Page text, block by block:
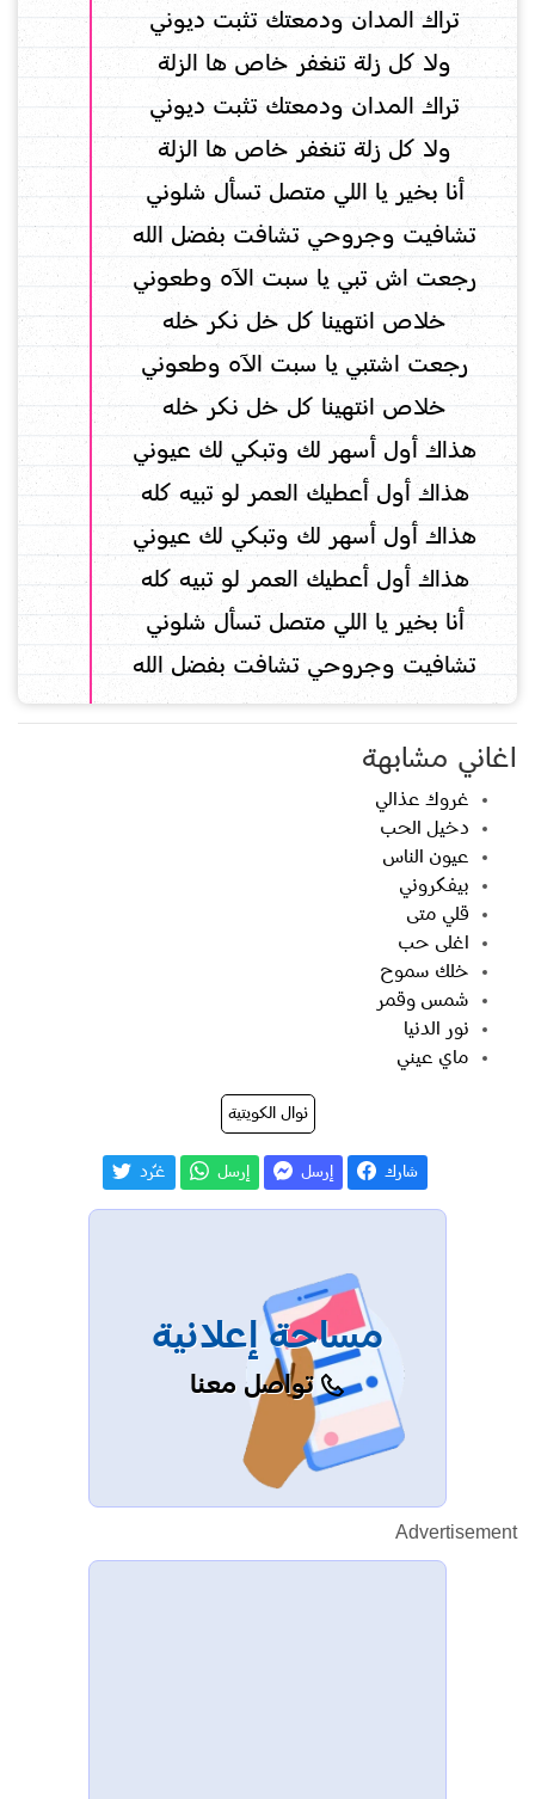
تراك المدان ودمعتك تثبت ديوني
ولا كل زلة تنغفر خاص ها الزلة
تراك المدان ودمعتك تثبت ديوني
ولا كل زلة تنغفر خاص ها الزلة
أنا بخير يا اللي متصل تسأل شلوني
تشافيت وجروحي تشافت بفضل الله
رجعت اش تبي يا سبت الآه وطعوني
خلاص انتهينا كل خل نكر خله
رجعت اشتبي يا سبت الآه وطعوني
خلاص انتهينا كل خل نكر خله
هذاك أول أسهر لك وتبكي لك عيوني
هذاك أول أعطيك العمر لو تبيه كله
هذاك أول أسهر لك وتبكي لك عيوني
هذاك أول أعطيك العمر لو تبيه كله
أنا بخير يا اللي متصل تسأل شلوني
تشافيت وجروحي تشافت بفضل الله
اغاني مشابهة
غروك عذالي
دخيل الحب
عيون الناس
بيفكروني
قلي متى
اغلى حب
خلك سموح
شمس وقمر
نور الدنيا
ماي عيني
نوال الكويتية
شارك إرسل إرسل غـّرد
مساحة إعلانية
تواصل معنا
Advertisement